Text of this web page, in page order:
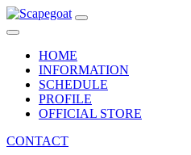
メ
ゲ
HOME
INFORMATION
SCHEDULE
PROFILE
OFFICIAL STORE
CONTACT